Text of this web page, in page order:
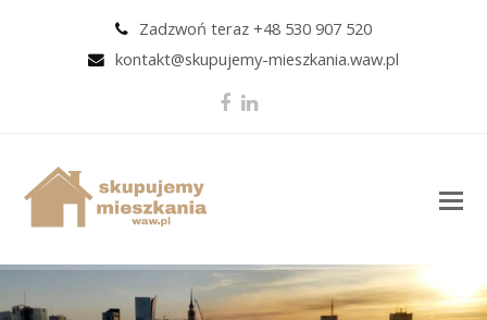
Zadzwoń teraz +48 530 907 520
kontakt@skupujemy-mieszkania.waw.pl
Facebook
LinkedIn